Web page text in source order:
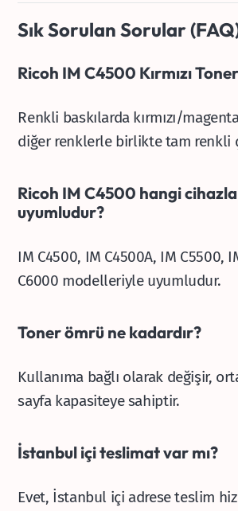
Sık Sorulan Sorular
Ricoh IM C4500 Kırmızı
Renkli baskılarda kırmızı/
diğer renklerle birlikte tam renkli
Ricoh IM C4500 hangi
uyumludur?
IM C4500, IM C4500A, IM C5500,
C6000 modelleriyle uyumludur.
Toner ömrü ne kadardır?
Kullanıma bağlı olarak değişir,
sayfa kapasiteye sahiptir.
İstanbul içi teslimat var mı?
Evet, İstanbul içi adrese teslim